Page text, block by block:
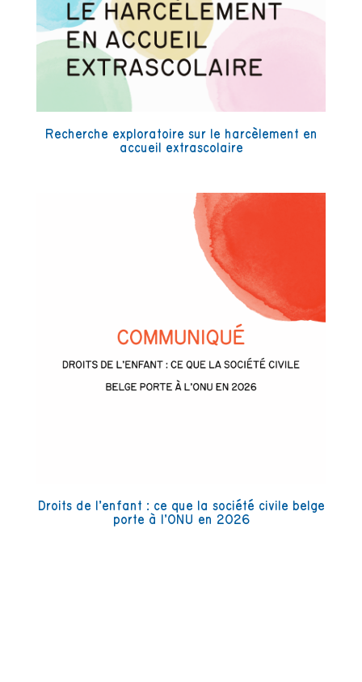
Recherche exploratoire sur le harcèlement en
accueil extrascolaire
Droits de l’enfant : ce que la société civile belge
porte à l’ONU en 2026